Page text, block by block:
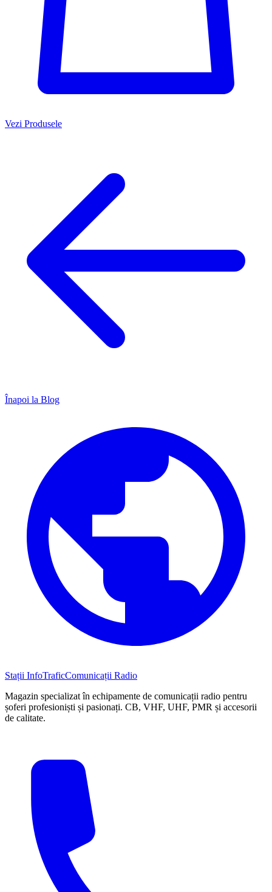
Vezi Produsele
Înapoi la Blog
Stații InfoTraficComunicații Radio
Magazin specializat în echipamente de comunicații radio pentru
șoferi profesioniști și pasionați. CB, VHF, UHF, PMR și accesorii
de calitate.